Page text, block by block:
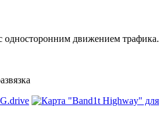
односторонним движением трафика.